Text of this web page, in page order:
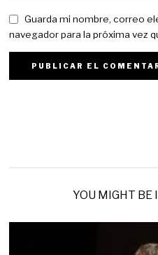
Guarda mi nombre, correo
navegador para la próxima vez
YOU MIGHT BE